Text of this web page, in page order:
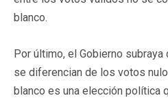
blanco.
Por último, el Gobierno
se diferencian de los votos
blanco es una elección política